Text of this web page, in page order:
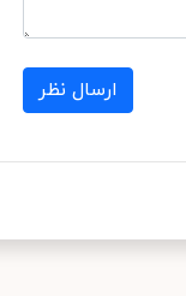
ارسال نظر